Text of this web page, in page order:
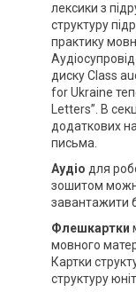
лексики з
структуру
практику
диску Class
for Ukraine
Letters”. В
додаткових
письма.
Аудіо для
зошитом
завантажити
Флешкартки
мовного
Картки
структуру